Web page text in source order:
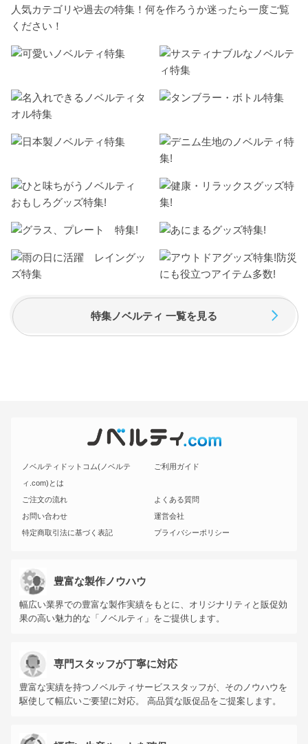
人気カテゴリや過去の特集！何を作ろうか迷ったら一度ご覧
ください！
特集ノベルティ 一覧を見る
ノベルティドットコム(ノベルテ
ィ.com)とは
ご利用ガイド
ご注文の流れ
よくある質問
お問い合わせ
運営会社
特定商取引法に基づく表記
プライバシーポリシー
豊富な製作ノウハウ
幅広い業界での豊富な製作実績をもとに、オリジナリティと販促効
果の高い魅力的な「ノベルティ」をご提供します。
専門スタッフが丁寧に対応
豊富な実績を持つノベルティサービススタッフが、そのノウハウを
駆使して幅広いご要望に対応。 高品質な販促品をご提案します。